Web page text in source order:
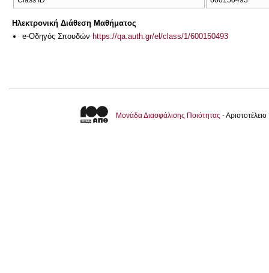
Ηλεκτρονική Διάθεση Μαθήματος
e-Οδηγός Σπουδών https://qa.auth.gr/el/class/1/600150493
Μονάδα Διασφάλισης Ποιότητας -